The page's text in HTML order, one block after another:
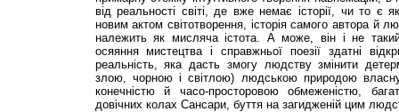
від реальності світі, де вже немає історії, чи то є
новим актом світотворення, історія самого автора й
належить як мисляча істота. А може, він і не
осяяння мистецтва і справжньої поезії здатні
реальність, яка дасть змогу людству змінити
злою, чорною і світлою) людською природою
конечністю й часо-просторовою обмеженістю,
довічних колах Сансари, буття на загидженій цим